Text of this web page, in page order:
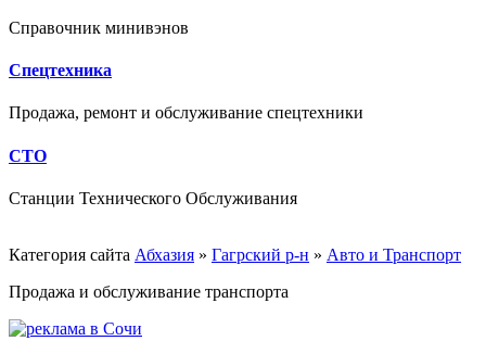
Справочник минивэнов
Спецтехника
Продажа, ремонт и обслуживание спецтехники
СТО
Станции Технического Обслуживания
Категория сайта Абхазия » Гагрский р-н » Авто и Транспорт
Продажа и обслуживание транспорта